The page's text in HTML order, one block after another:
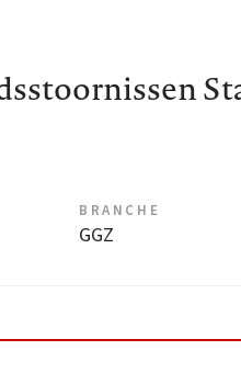
BRANCHE
GGZ